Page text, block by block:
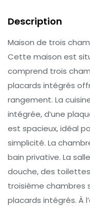
Description
Maison de trois
Cette maison est
comprend trois
placards intégrés
rangement. La
intégrée, d’une
est spacieux, idéal
simplicité. La
bain privative. La
douche, des
troisième
placards intégrés. À